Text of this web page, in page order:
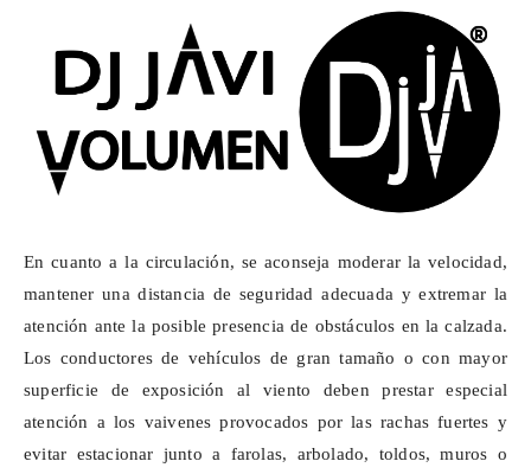
En cuanto a la circulación, se aconseja moderar la velocidad,
mantener una distancia de seguridad adecuada y extremar la
atención ante la posible presencia de obstáculos en la calzada.
Los conductores de vehículos de gran tamaño o con mayor
superficie de exposición al viento deben prestar especial
atención a los vaivenes provocados por las rachas fuertes y
evitar estacionar junto a farolas, arbolado, toldos, muros o